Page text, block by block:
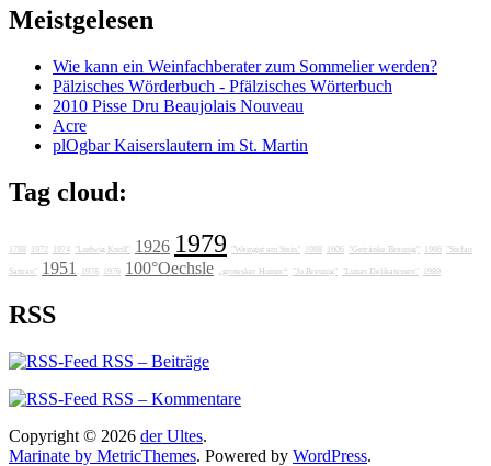
Meistgelesen
Wie kann ein Weinfachberater zum Sommelier werden?
Pälzisches Wörderbuch - Pfälzisches Wörterbuch
2010 Pisse Dru Beaujolais Nouveau
Acre
plOgbar Kaiserslautern im St. Martin
Tag cloud:
1788 1972 1974 "Ludwig Knoll" 1926 1979 "Weingut am Stein" 1988 1606 "Getränke Breunig" 1986 "Stefan
Sattran" 1951 1978 1976 100°Oechsle „grotesker Humor“ "Jo Breunig" "Lunas Delikatessen" 1989
RSS
RSS – Beiträge
RSS – Kommentare
Copyright © 2026 der Ultes.
Marinate by MetricThemes. Powered by WordPress.